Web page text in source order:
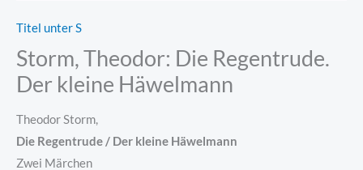
Titel unter S
Storm, Theodor: Die Regentrude.
Der kleine Häwelmann
Theodor Storm,
Die Regentrude / Der kleine Häwelmann
Zwei Märchen